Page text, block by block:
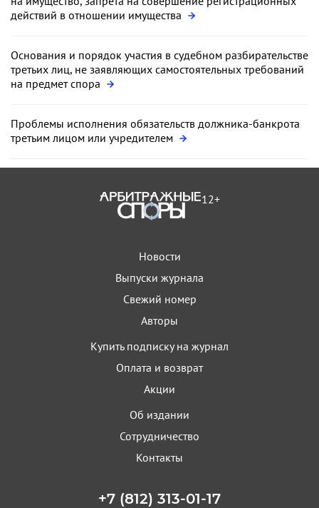
действий в отношении имущества
Основания и порядок участия в судебном разбирательстве
третьих лиц, не заявляющих самостоятельных требований
на предмет спора
Проблемы исполнения обязательств должника-банкрота
третьим лицом или учредителем
12+
Новости
Выпуски журнала
Свежий номер
Авторы
Купить подписку на журнал
Оплата и возврат
Акции
Об издании
Сотрудничество
Контакты
+7 (812) 313-01-17